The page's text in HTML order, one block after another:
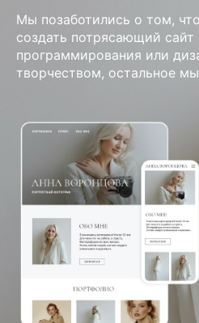
Мы позаботились о том,
создать потрясающий сайт
программирования или
творчеством, остальное